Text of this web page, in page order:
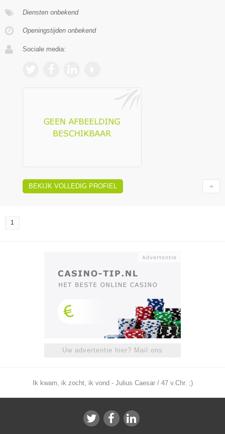
Diensten onbekend
Openingstijden onbekend
Sociale media:
BEKIJK VOLLEDIG PROFIEL
1
Uw advertentie hier? Mail ons
Ik kwam, ik zocht, ik vond - Julius Caesar / 47 v.Chr. ;)